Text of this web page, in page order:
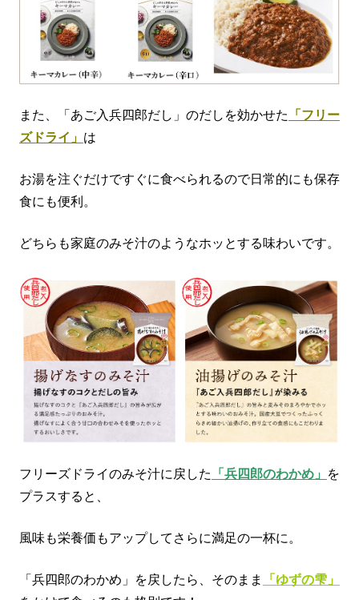
また、「あご入兵四郎だし」のだしを効かせた
「フリー
ズドライ」 は
お湯を注ぐだけですぐに食べられるので日常的にも保存
食にも便利。
どちらも家庭のみそ汁のようなホッとする味わいです。
フリーズドライのみそ汁に戻した 「兵四郎のわかめ」
を
プラスすると、
風味も栄養価もアップしてさらに満足の一杯に。
「兵四郎のわかめ」を戻したら、そのまま
「ゆずの雫」